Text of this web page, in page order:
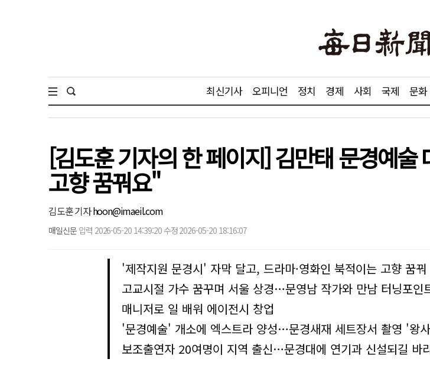
최신기사 오피니언 정치 경제 사회 국제 문화
[김도훈 기자의 한 페이지] 김만태 문경예술
고향 꿈꿔요"
김도훈 기자hoon@imaeil.com
매일신문 입력 2026-05-20 14:39:20 수정 2026-05-20 18:16:07
'제작지원 문경시' 자막 달고, 드라마·영화인 북적이는 고향 꿈꿔
고교시절 가수 꿈꾸며 서울 상경…문영남 작가와 만남 터닝포인
매니저로 일 배워 에이전시 창업
'문경예술' 개소에 엑스트라 양성…문경새재 세트장서 촬영 '왕
보조출연자 20여명이 지역 출신…문경대에 연기과 신설되길 바